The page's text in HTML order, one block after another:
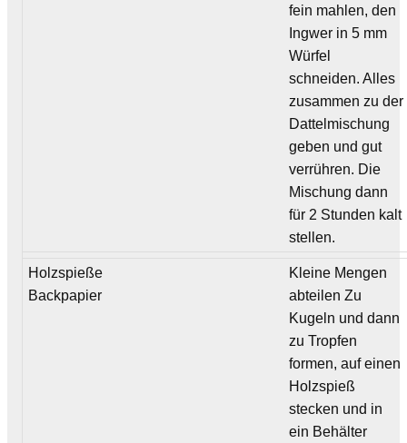
fein mahlen, den
Ingwer in 5 mm
Würfel
schneiden. Alles
zusammen zu der
Dattelmischung
geben und gut
verrühren. Die
Mischung dann
für 2 Stunden kalt
stellen.
Holzspieße
Backpapier
Kleine Mengen
abteilen Zu
Kugeln und dann
zu Tropfen
formen, auf einen
Holzspieß
stecken und in
ein Behälter